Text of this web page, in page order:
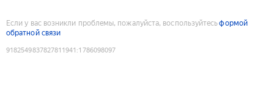
Если у вас возникли проблемы, пожалуйста, воспользуйтесьформой
обратной связи
9182549837827811941 :1786098097